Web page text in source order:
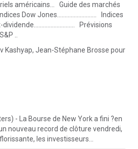
américains... Guide des marchés
Dow Jones.......................... Indices
Prévisions
..
Kashyap, Jean-Stéphane Brosse pour
- La Bourse de New York a fini ?en
nouveau record de clôture vendredi,
les investisseurs...